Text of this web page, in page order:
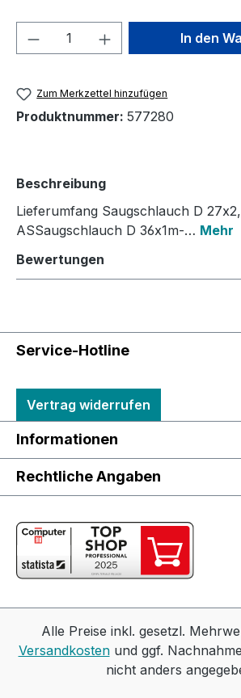
Produkt Anzahl: GibIn den
Zum Merkzettel hinzufügen
Produktnummer: 577280
Beschreibung
Lieferumfang Saugschlauch D
ASSaugschlauch D 36x1m-… Mehr
Bewertungen
Service-Hotline
Vertrag widerrufen
Informationen
Rechtliche Angaben
Alle Preise inkl. gesetzl.
Versandkostenund ggf.
nicht anders